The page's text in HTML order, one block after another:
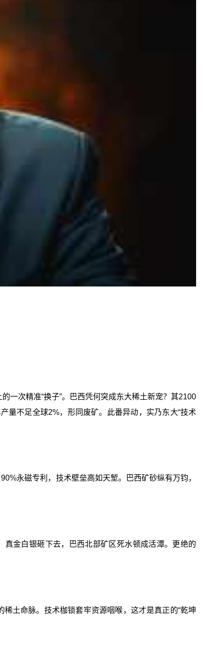
一次精准“换子”。巴西凭何突成东大稀土新宠？其2100
量不足全球2%，形同废矿。此番异动，实乃东大“技术
永磁专利，技术壁垒高如天堑。巴西矿砂纵有万钧，
金白银砸下去，巴西北部矿区死水顿成活潭。更绝的
土命脉。技术枷锁套牢资源咽喉，这才是真正的“乾坤